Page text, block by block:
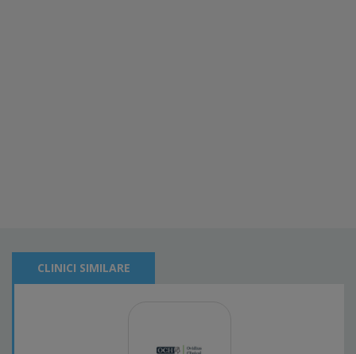
CLINICI SIMILARE